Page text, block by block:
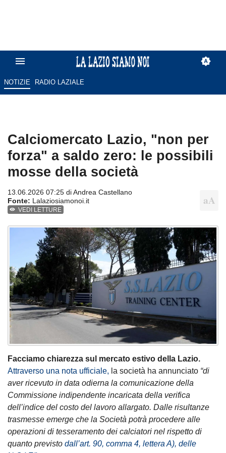
NOTIZIE RADIO LAZIALE
Calciomercato Lazio, "non per
forza" a saldo zero: le possibili
mosse della società
13.06.2026 07:25 diAndrea Castellano
Fonte: Lalaziosiamonoi.it
VEDI LETTURE
Facciamo chiarezza sul mercato estivo della Lazio.
Attraverso una nota ufficiale, la società ha annunciato “di
aver ricevuto in data odierna la comunicazione della
Commissione indipendente incaricata della verifica
dell’indice del costo del lavoro allargato. Dalle risultanze
trasmesse emerge che la Società potrà procedere alle
operazioni di tesseramento dei calciatori nel rispetto di
quanto previsto dall’art. 90, comma 4, lettera A), delle